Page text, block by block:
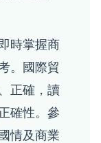
時掌握商
。國際貿
正確，讀
確性。參
情及商業